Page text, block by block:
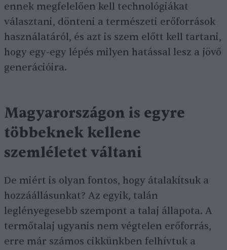
ennek megfelelően kell technológiákat
választani, dönteni a természeti erőforrások
használatáról, és azt is szem előtt kell tartani,
hogy egy-egy lépés milyen hatással lesz a jövő
generációira.
Magyarországon is egyre
többeknek kellene
szemléletet váltani
De miért is olyan fontos, hogy átalakítsuk a
hozzáállásunkat? Az egyik, talán
leglényegesebb szempont a talaj állapota. A
termőtalaj ugyanis nem végtelen erőforrás,
erre már számos cikkünkben felhívtuk a